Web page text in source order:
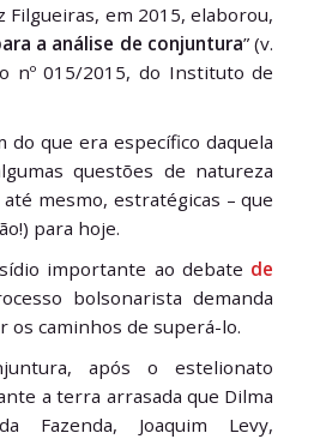
Filgueiras, em 2015, elaborou,
a análise de conjuntura” (v.
nº 015/2015, do Instituto de
do que era específico daquela
questões de natureza
mesmo, estratégicas – que
para hoje.
importante ao debate de
bolsonarista demanda
os caminhos de superá-lo.
após o estelionato
a terra arrasada que Dilma
Fazenda, Joaquim Levy,